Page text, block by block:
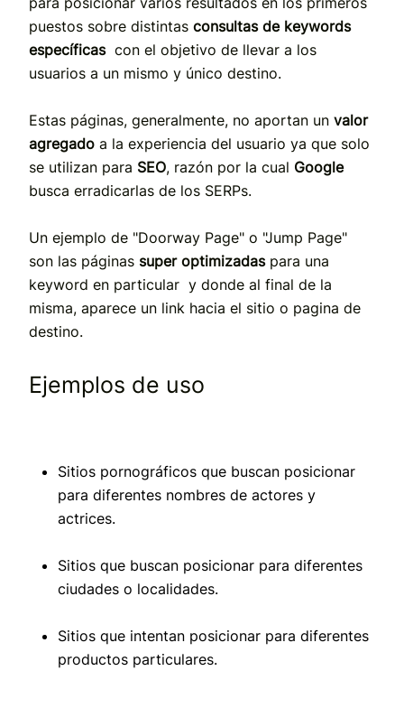
puestos sobre distintas consultas de keywords
específicascon el objetivo de llevar a los
usuarios a un mismo y único destino.
Estas páginas, generalmente, no aportan un valor
agregado a la experiencia del usuario ya que solo
se utilizan para SEO, razón por la cual Google
busca erradicarlas de los SERPs.
Un ejemplo de "Doorway Page" o "Jump Page"
son las páginas super optimizadaspara una
keyword en particular y donde al final de la
misma, aparece un link hacia el sitio o pagina de
destino.
Ejemplos de uso
Sitios pornográficos que buscan posicionar
para diferentes nombres de actores y
actrices.
Sitios que buscan posicionar para diferentes
ciudades o localidades.
Sitios que intentan posicionar para diferentes
productos particulares.